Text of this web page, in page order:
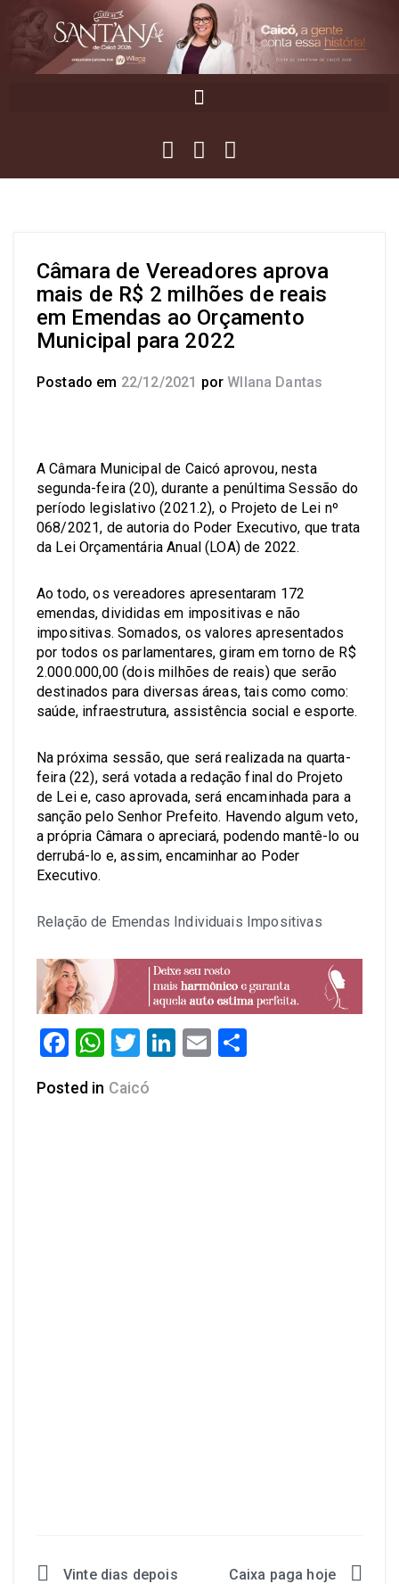
Câmara de Vereadores aprova
mais de R$ 2 milhões de reais
em Emendas ao Orçamento
Municipal para 2022
Postado em 22/12/2021 por Wllana Dantas
A Câmara Municipal de Caicó aprovou, nesta
segunda-feira (20), durante a penúltima Sessão do
período legislativo (2021.2), o Projeto de Lei nº
068/2021, de autoria do Poder Executivo, que trata
da Lei Orçamentária Anual (LOA) de 2022.
Ao todo, os vereadores apresentaram 172
emendas, divididas em impositivas e não
impositivas. Somados, os valores apresentados
por todos os parlamentares, giram em torno de R$
2.000.000,00 (dois milhões de reais) que serão
destinados para diversas áreas, tais como como:
saúde, infraestrutura, assistência social e esporte.
Na próxima sessão, que será realizada na quarta-
feira (22), será votada a redação final do Projeto
de Lei e, caso aprovada, será encaminhada para a
sanção pelo Senhor Prefeito. Havendo algum veto,
a própria Câmara o apreciará, podendo mantê-lo ou
derrubá-lo e, assim, encaminhar ao Poder
Executivo.
Relação de Emendas Individuais Impositivas
Facebook
WhatsApp
Twitter
LinkedIn
Email
Posted in Caicó
Vinte dias depois
Caixa paga hoje